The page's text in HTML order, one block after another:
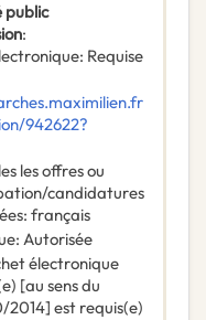
public
:
: Requise
942622?
les offres ou
candidatures
: français
: Autorisée
électronique
[au sens du
est requis(e)